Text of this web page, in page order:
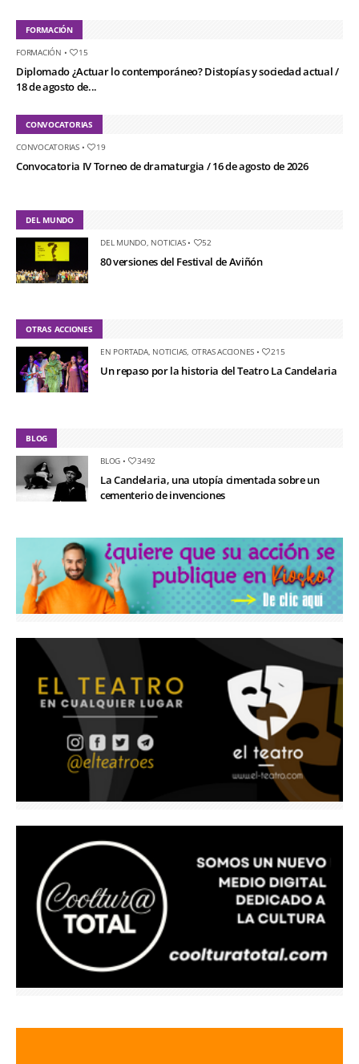
FORMACIÓN
FORMACIÓN • 15
Diplomado ¿Actuar lo contemporáneo? Distopías y sociedad actual /
18 de agosto de...
CONVOCATORIAS
CONVOCATORIAS• 19
Convocatoria IV Torneo de dramaturgia / 16 de agosto de 2026
DEL MUNDO
DEL MUNDO, NOTICIAS• 52
80 versiones del Festival de Aviñón
OTRAS ACCIONES
EN PORTADA, NOTICIAS OTRAS ACCIONES • 215
Un repaso por la historia del Teatro La Candelaria
BLOG
BLOG • 3492
La Candelaria, una utopía cimentada sobre un
cementerio de invenciones